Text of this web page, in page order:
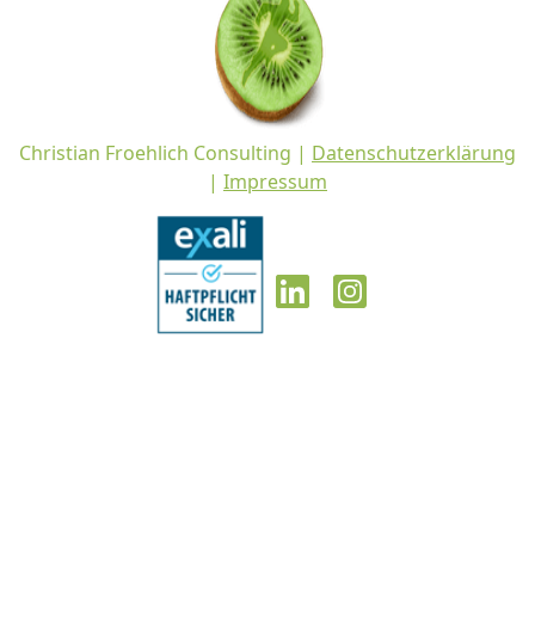
Christian Froehlich Consulting | Datenschutzerklärung
| Impressum